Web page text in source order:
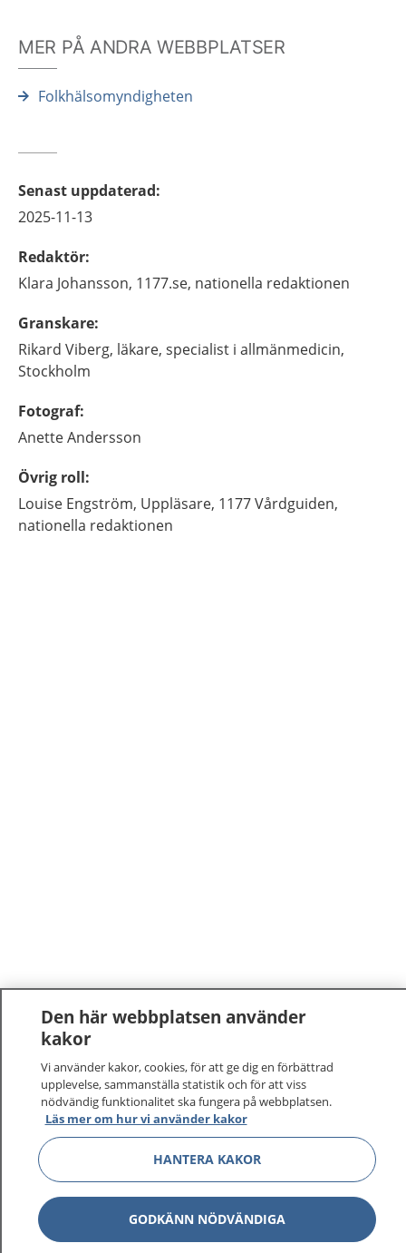
MER PÅ ANDRA WEBBPLATSER
Folkhälsomyndigheten
Senast uppdaterad:
2025-11-13
Redaktör:
Klara Johansson, 1177.se, nationella redaktionen
Granskare:
Rikard Viberg, läkare, specialist i allmänmedicin,
Stockholm
Fotograf:
AnetteAndersson
Övrig roll:
Louise Engström, Uppläsare, 1177 Vårdguiden,
nationella redaktionen
1177 tryggt om din hälsa och vård
På 1177.se får du råd om hälsa och information om
sjukdomar och vilka mottagningar du kan kontakta.
Logga in för att läsa din journal och göra dina
vårdärenden. Ring telefonnummer 1177 för
sjukvårdsrådgivning dygnet runt.
1177 ger dig råd när du vill må bättre.
Den här webbplatsen använder
kakor
Vi använder kakor, cookies, för att ge dig en förbättrad
upplevelse, sammanställa statistik och för att viss
nödvändig funktionalitet ska fungera på webbplatsen.
Läs mer om hur vi använder kakor
HANTERA KAKOR
GODKÄNN NÖDVÄNDIGA